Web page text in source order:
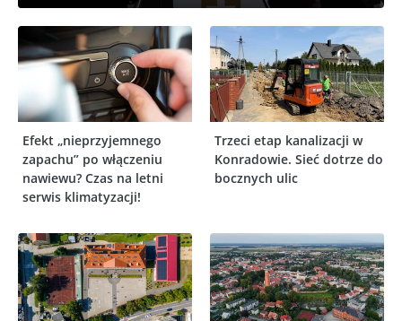
Efekt „nieprzyjemnego
zapachu” po włączeniu
nawiewu? Czas na letni
serwis klimatyzacji!
Trzeci etap kanalizacji w
Konradowie. Sieć dotrze do
bocznych ulic